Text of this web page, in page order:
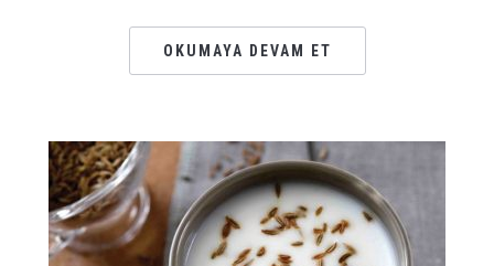
OKUMAYA DEVAM ET